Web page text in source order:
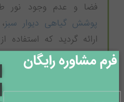
فضا و عدم وجود نور
پوشش گیاهی دیوار سبز
ارائه گردید که
پوشش دیوار، انتخاب
گلدان ها یا باکس های
سبز
فرم مشاوره رایگان